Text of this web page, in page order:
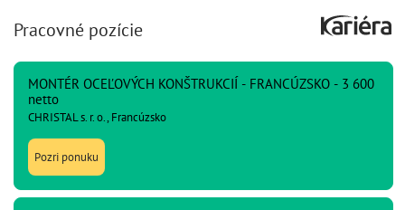
Pracovné pozície
MONTÉR OCEĽOVÝCH KONŠTRUKCIÍ - FRANCÚZSKO - 3 600
netto
CHRISTAL s. r. o., Francúzsko
Pozri ponuku